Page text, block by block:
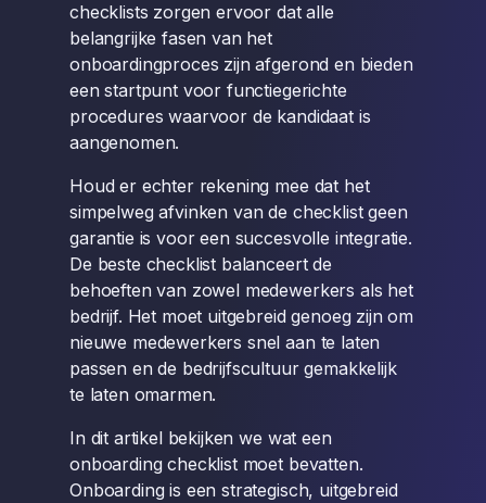
checklists zorgen ervoor dat alle
belangrijke fasen van het
onboardingproces zijn afgerond en bieden
een startpunt voor functiegerichte
procedures waarvoor de kandidaat is
aangenomen.
Houd er echter rekening mee dat het
simpelweg afvinken van de checklist geen
garantie is voor een succesvolle integratie.
De beste checklist balanceert de
behoeften van zowel medewerkers als het
bedrijf. Het moet uitgebreid genoeg zijn om
nieuwe medewerkers snel aan te laten
passen en de bedrijfscultuur gemakkelijk
te laten omarmen.
In dit artikel bekijken we wat een
onboarding checklist moet bevatten.
Onboarding is een strategisch, uitgebreid